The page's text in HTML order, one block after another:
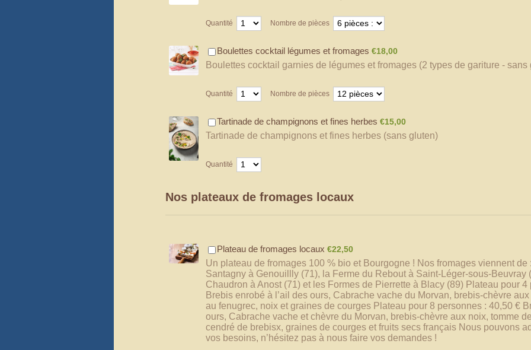
Quantité Nombre de pièces
Boulettes cocktail légumes et fromages €18,00
€18,00
Boulettes cocktail garnies de légumes et fromages (2 types de gariture - sans
Quantité Nombre de pièces
Tartinade de champignons et fines herbes €15,00
€15,00
Tartinade de champignons et fines herbes (sans gluten)
Quantité
Nos plateaux de fromages locaux
Plateau de fromages locaux €22,50
€22,50
Un plateau de fromages 100 % bio et Bourgogne ! Nos fromages viennent de
Santagny à Genouillly (71), la Ferme du Rebout à Saint-Léger-sous-Beuvray
Chaudron à Anost (71) et les Formes de Pierrette à Blacy (89) Plateau pour 4
Brebis enrobé à l’ail des ours, Cabrache vache du Morvan, brebis-chèvre
au fenugrec, noix et graines de courges Plateau pour 8 personnes : 40,50 €
ours, Cabrache vache et chèvre du Morvan, brebis-chèvre aux noix, tomme
cendré de brebisx, graines de courges et fruits secs français Nous pouvons
vos besoins, n’hésitez pas à nous faire vos demandes !